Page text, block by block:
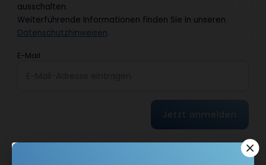
ausschalten.
Weiterführende Informationen finden Sie in unseren
Datenschutzhinweisen.
E-Mail
Jetzt anmelden